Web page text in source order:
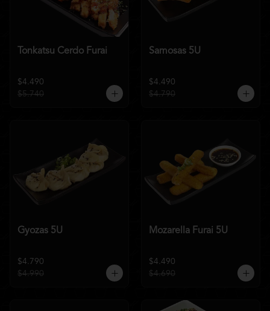
Tonkatsu Cerdo Furai
$4.490
$5.740
Samosas 5U
$4.490
$4.790
Gyozas 5U
$4.790
$4.990
Mozarella Furai 5U
$4.490
$4.690